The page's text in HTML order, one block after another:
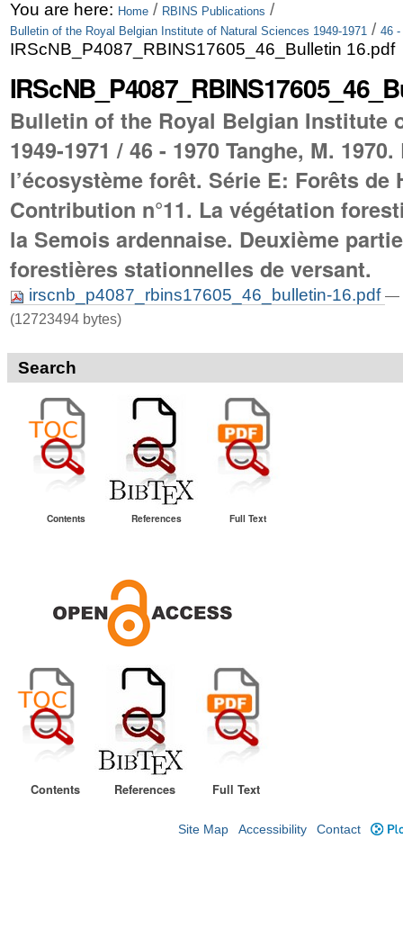
Skip
to
|
Skip
to
navigation
Personal
tools
You are here: Home / RBINS Publications /
Bulletin of the Royal Belgian Institute of Natural Sciences 1949-1971 / 46 -
IRScNB_P4087_RBINS17605_46_Bulletin 16.pdf
Bulletin of the Royal Belgian Institute
1949-1971 / 46 - 1970 Tanghe, M.
l’écosystème forêt. Série E: Forêts de
Contribution n°11. La végétation
la Semois ardennaise. Deuxième
forestières stationnelles de versant.
irscnb_p4087_rbins17605_46_bulletin-16.pdf —
(12723494 bytes)
Search
Contents References Full Text
Contents References Full Text
Site Map Accessibility Contact